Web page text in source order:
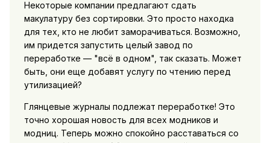
Некоторые компании предлагают сдать
макулатуру без сортировки. Это просто находка
для тех, кто не любит заморачиваться. Возможно,
им придется запустить целый завод по
переработке — "всё в одном", так сказать. Может
быть, они еще добавят услугу по чтению перед
утилизацией?
Глянцевые журналы подлежат переработке! Это
точно хорошая новость для всех модников и
модниц. Теперь можно спокойно расставаться со